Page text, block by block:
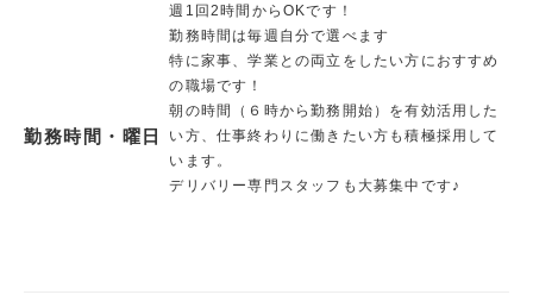
勤務時間・曜日
週1回2時間からOKです！
勤務時間は毎週自分で選べます
特に家事、学業との両立をしたい方におすすめ
の職場です！
朝の時間（６時から勤務開始）を有効活用した
い方、仕事終わりに働きたい方も積極採用して
います。
デリバリー専門スタッフも大募集中です♪